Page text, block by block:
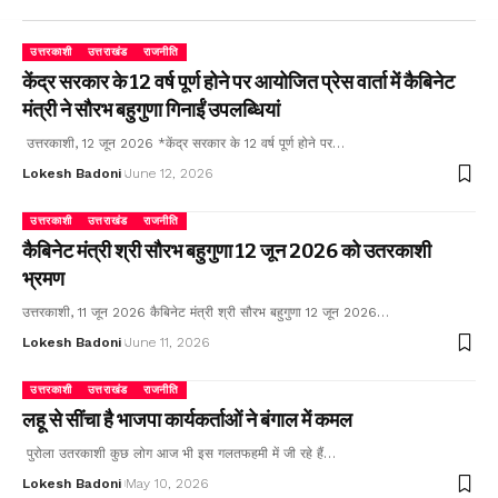
उत्तरकाशी उत्तराखंड राजनीति
केंद्र सरकार के 12 वर्ष पूर्ण होने पर आयोजित प्रेस वार्ता में कैबिनेट
मंत्री ने सौरभ बहुगुणा गिनाईं उपलब्धियां
उत्तरकाशी, 12 जून 2026 *केंद्र सरकार के 12 वर्ष पूर्ण होने पर…
Lokesh Badoni June 12, 2026
उत्तरकाशी उत्तराखंड राजनीति
कैबिनेट मंत्री श्री सौरभ बहुगुणा 12 जून 2026 को उतरकाशी
भ्रमण
उत्तरकाशी, 11 जून 2026 कैबिनेट मंत्री श्री सौरभ बहुगुणा 12 जून 2026…
Lokesh Badoni June 11, 2026
उत्तरकाशी उत्तराखंड राजनीति
लहू से सींचा है भाजपा कार्यकर्ताओं ने बंगाल में कमल
पुरोला उतरकाशी कुछ लोग आज भी इस गलतफहमी में जी रहे हैं…
Lokesh Badoni May 10, 2026